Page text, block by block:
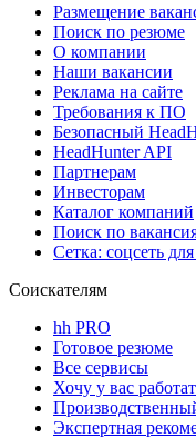
Размещение
Поиск по резюме
О компании
Наши вакансии
Реклама на сайте
Требования к ПО
Безопасный
HeadHunter API
Партнерам
Инвесторам
Каталог компаний
Поиск по
Сетка: соцсеть
Соискателям
hh PRO
Готовое резюме
Все сервисы
Хочу у вас
Экспертная